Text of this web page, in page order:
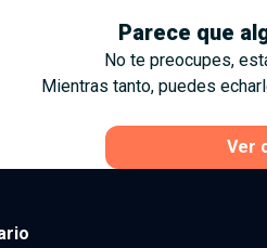
Parece que
No te preocupes,
Mientras tanto, puedes
Ver